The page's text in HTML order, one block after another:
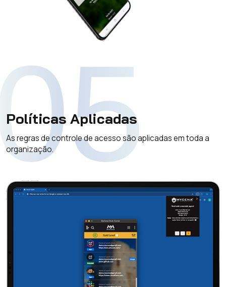
Políticas Aplicadas
As regras de controle de acesso são aplicadas em toda a
organização.